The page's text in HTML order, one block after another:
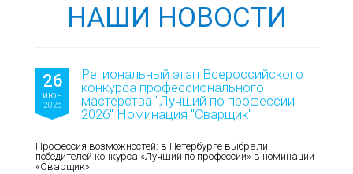
НАШИ НОВОСТИ
26
июн
2026
Региональный этап Всероссийского
конкурса профессионального
мастерства "Лучший по профессии
2026" Номинация "Сварщик"
Профессия возможностей: в Петербурге выбрали
победителей конкурса «Лучший по профессии» в номинации
«Сварщик»